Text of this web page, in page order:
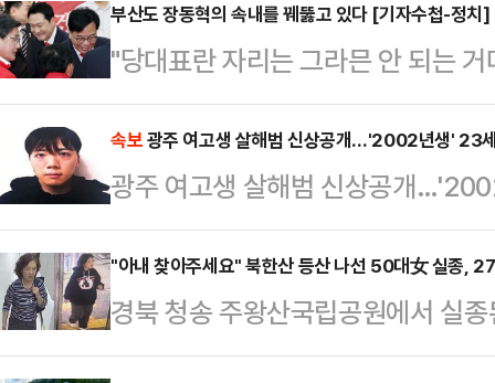
부만의 문제가 아니다"라는 인식을
고 있다는 점이다.한쪽에서는 "국
야 한다"고 말하는 반면, 다른 한쪽
해야 한다"고 주장한다. AI 반도체
자체가 달라지고 있다는 분석이 나
삼성 총파업 …
부산도 장동혁의 속내를 꿰뚫고 있다 [기자수첩-정치]
"당대표란 자리는 그라믄 안 되는
택시 안에서 귀에 익은 말이 흘러나
자리에서 들었던 말과 크게 다르지
는 지점은 같았다. 당시 원로와의
선거 출마설과 공천 여부가 정치권
택시기사의 이야기는 부산 북갑 국
힘 후보의 개소식 직후였다. 이 중
장동혁 국민의힘 대…
속보광주 여고생 살해범 신상공개…'2002년생' 23
광주 여고생 살해범 신상공개
"아내 찾아주세요" 북한산 등산 나선 50대女 실종,
경북 청송 주왕산국립공원에서 실
이번엔 50대 여성이 북한산 입산